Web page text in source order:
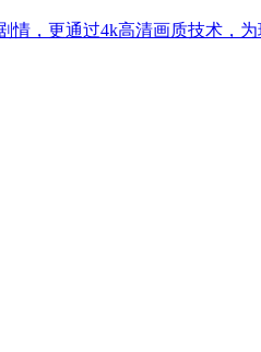
情，更通过4k高清画质技术，